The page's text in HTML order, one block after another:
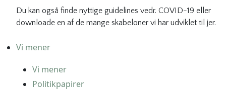
Du kan også finde nyttige guidelines vedr. COVID-19 eller
downloade en af de mange skabeloner vi har udviklet til jer.
Vi mener
Vi mener
Politikpapirer